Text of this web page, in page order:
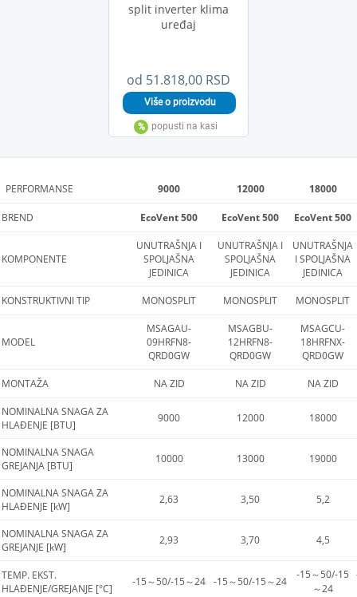
od 51.818,00 RSD
split inverter klima
uređaj
PERFORMANSE 9000 12000 18000
BREND EcoVent 500 EcoVent 500 EcoVent 500
KOMPONENTE
UNUTRAŠNJA I
SPOLJAŠNA
JEDINICA
UNUTRAŠNJA I
SPOLJAŠNA
JEDINICA
UNUTRAŠNJA
I SPOLJAŠNA
JEDINICA
KONSTRUKTIVNI TIP MONOSPLIT MONOSPLIT MONOSPLIT
MODEL
MSAGAU-
09HRFN8-
QRD0GW
MSAGBU-
12HRFN8-
QRD0GW
MSAGCU-
18HRFNX-
QRD0GW
MONTAŽA NA ZID NA ZID NA ZID
NOMINALNA SNAGA ZA
HLAĐENJE [BTU]
9000 12000 18000
NOMINALNA SNAGA
GREJANJA [BTU]
10000 13000 19000
NOMINALNA SNAGA ZA
HLAĐENJE [kW]
2,63 3,50 5,2
NOMINALNA SNAGA ZA
GREJANJE [kW]
2,93 3,70 4,5
TEMP. EKST.
HLAĐENJE/GREJANJE [°C]
-15～50/-15～24 -15～50/-15～24
-15～50/-15
～24